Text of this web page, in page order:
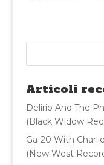
e
b
o
o
k
te
r
l
Articoli
Delirio And The
(Black Widow
Ga-20 With
(New West